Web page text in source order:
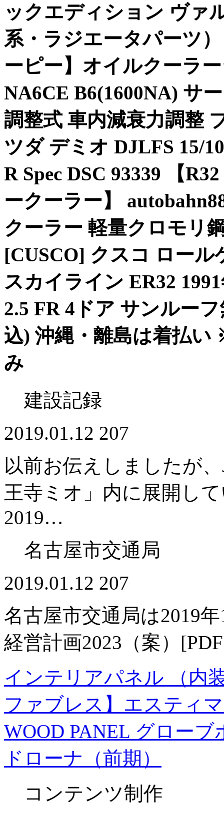
ックエディション ヴァ
系・ラジエータパーツ
ーピー】オイルクーラ
NA6CE B6(1600NA) サ
調整式 車内減衰力調整
ツダ デミオ DJLFS 15/
R Spec DSC 93339 【
ークーラー】
クーラー 軽量クロモリ
[CUSCO] クスコ ロール
スカイライン ER32
2.5 FR 4ドア サンルー
込) 沖縄・離島は着払
み
建設記録
2019.01.12 207
以前お伝えしましたが
王寺ミオ」内に展開し
2019…
名古屋市交通局
2019.01.12 207
名古屋市交通局は2019
経営計画2023（案）
インテリアパネル （内
ファブレス】エスティ
WOOD PANEL グロー
ドローナ（前期）
コンテンツ制作